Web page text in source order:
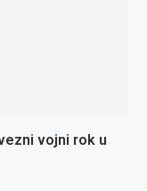
vojni rok u